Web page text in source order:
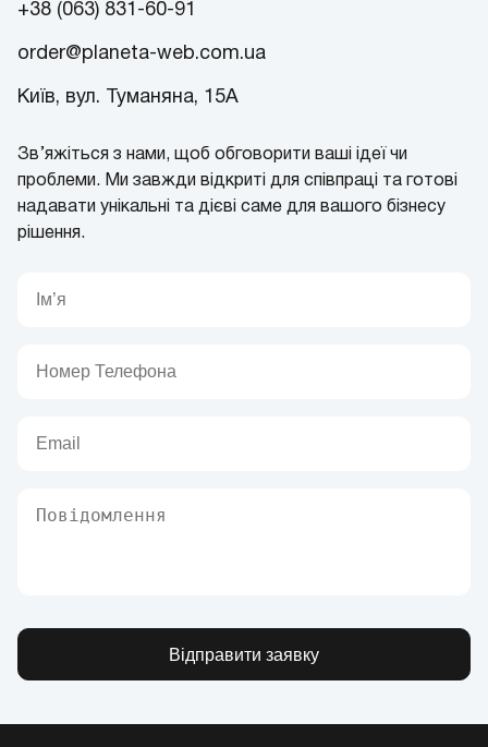
+38 (063) 831-60-91
order@planeta-web.com.ua
Київ, вул. Туманяна, 15А
Зв’яжіться з нами, щоб обговорити ваші ідеї чи
проблеми. Ми завжди відкриті для співпраці та готові
надавати унікальні та дієві саме для вашого бізнесу
рішення.
Відправити заявку